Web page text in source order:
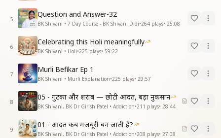
5
Question and Answer-32
BK Shivani • 7 Day Course - BK Shivani Didi•264 plays• 25:08
6
Celebrating this Holi meaningfully
BK Shivani • Holi•225 plays• 59:22
7
Murli Befikar Ep 1
BK Shivani • Murli Explanation•225 plays• 29:57
8
05 - गुटका और शराब — छोटी आदत, बड़ा नुकसान
BK Shivani, BK Dr Girish Patel • Addiction•211 plays• 28:44
9
01 - आदत कब मजबूरी बन जाती है?
BK Shivani, BK Dr Girish Patel • Addiction•208 plays• 27:08